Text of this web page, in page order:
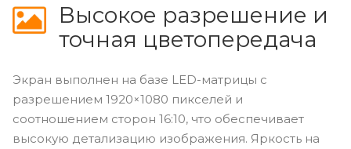
Высокое разрешение и
точная цветопередача
Экран выполнен на базе LED-матрицы с
разрешением 1920×1080 пикселей и
соотношением сторон 16:10, что обеспечивает
высокую детализацию изображения. Яркость на